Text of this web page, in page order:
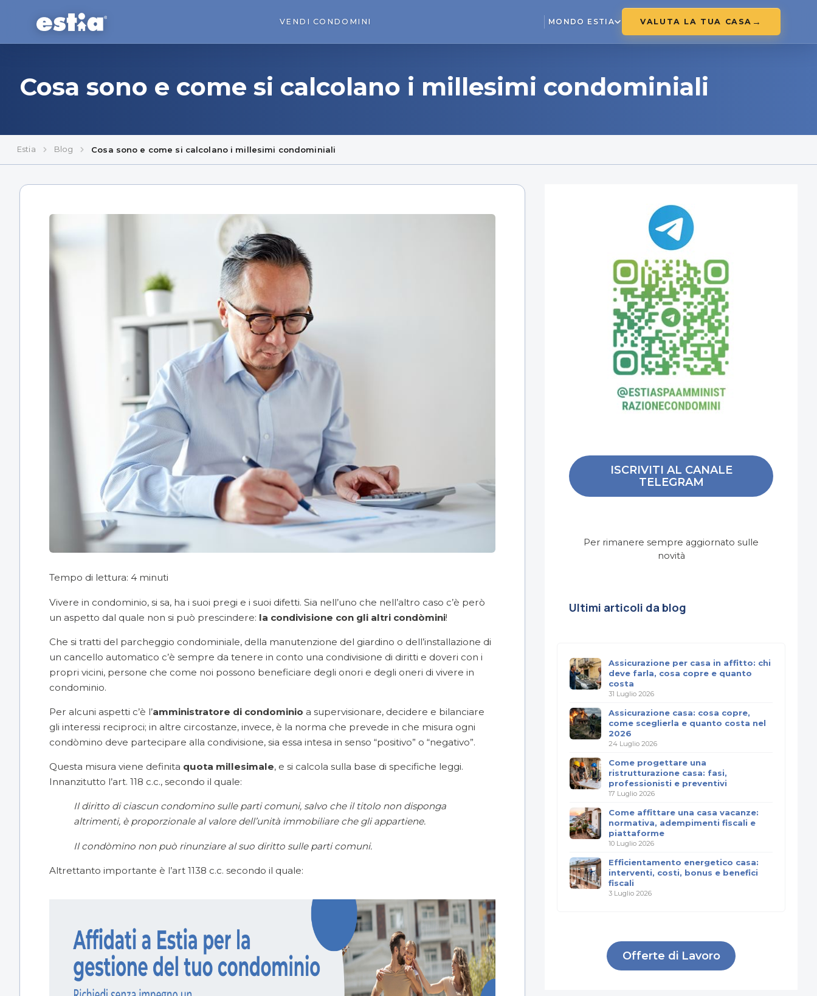
VENDI CONDOMINI MONDO ESTIA VALUTA LA TUA CASA
Cosa sono e come si calcolano i millesimi condominiali
Estia Blog Cosa sono e come si calcolano i millesimi condominiali
Tempo di lettura: 4 minuti
Vivere in condominio, si sa, ha i suoi pregi e i suoi difetti. Sia nell’uno che nell’altro caso c’è però
un aspetto dal quale non si può prescindere: la condivisione con gli altri condòmini!
Che si tratti del parcheggio condominiale, della manutenzione del giardino o dell’installazione di
un cancello automatico c’è sempre da tenere in conto una condivisione di diritti e doveri con i
propri vicini, persone che come noi possono beneficiare degli onori e degli oneri di vivere in
condominio.
Per alcuni aspetti c’è l’amministratore di condominio a supervisionare, decidere e bilanciare
gli interessi reciproci; in altre circostanze, invece, è la norma che prevede in che misura ogni
condòmino deve partecipare alla condivisione, sia essa intesa in senso “positivo” o “negativo”.
Questa misura viene definita quota millesimale, e si calcola sulla base di specifiche leggi.
Innanzitutto l’art. 118 c.c., secondo il quale:
Il diritto di ciascun condomino sulle parti comuni, salvo che il titolo non disponga
altrimenti, è proporzionale al valore dell’unità immobiliare che gli appartiene.
Il condòmino non può rinunziare al suo diritto sulle parti comuni.
Altrettanto importante è l’art 1138 c.c. secondo il quale:
ISCRIVITI AL CANALE
TELEGRAM
Per rimanere sempre aggiornato sulle
novità
Ultimi articoli da blog
Assicurazione per casa in affitto: chi
deve farla, cosa copre e quanto
costa
31 Luglio 2026
Assicurazione casa: cosa copre,
come sceglierla e quanto costa nel
2026
24 Luglio 2026
Come progettare una
ristrutturazione casa: fasi,
professionisti e preventivi
17 Luglio 2026
Come affittare una casa vacanze:
normativa, adempimenti fiscali e
piattaforme
10 Luglio 2026
Efficientamento energetico casa:
interventi, costi, bonus e benefici
fiscali
3 Luglio 2026
Offerte di Lavoro